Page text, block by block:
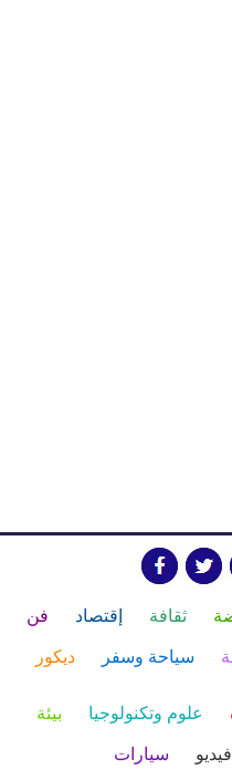
ثقافة إقتصاد فن
سياحة وسفر ديكور
علوم وتكنولوجيا بيئة
فيديو سيارات